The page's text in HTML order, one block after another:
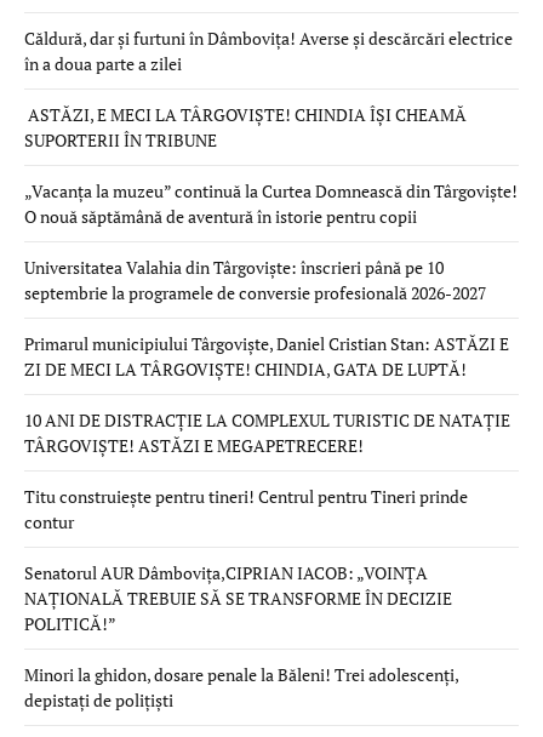
Căldură, dar și furtuni în Dâmbovița! Averse și descărcări electrice
în a doua parte a zilei
ASTĂZI, E MECI LA TÂRGOVIȘTE! CHINDIA ÎȘI CHEAMĂ
SUPORTERII ÎN TRIBUNE
„Vacanța la muzeu” continuă la Curtea Domnească din Târgoviște!
O nouă săptămână de aventură în istorie pentru copii
Universitatea Valahia din Târgoviște: înscrieri până pe 10
septembrie la programele de conversie profesională 2026-2027
Primarul municipiului Târgoviște, Daniel Cristian Stan: ASTĂZI E
ZI DE MECI LA TÂRGOVIȘTE! CHINDIA, GATA DE LUPTĂ!
10 ANI DE DISTRACȚIE LA COMPLEXUL TURISTIC DE NATAȚIE
TÂRGOVIȘTE! ASTĂZI E MEGAPETRECERE!
Titu construiește pentru tineri! Centrul pentru Tineri prinde
contur
Senatorul AUR Dâmbovița,CIPRIAN IACOB: „VOINȚA
NAȚIONALĂ TREBUIE SĂ SE TRANSFORME ÎN DECIZIE
POLITICĂ!”
Minori la ghidon, dosare penale la Băleni! Trei adolescenți,
depistați de polițiști